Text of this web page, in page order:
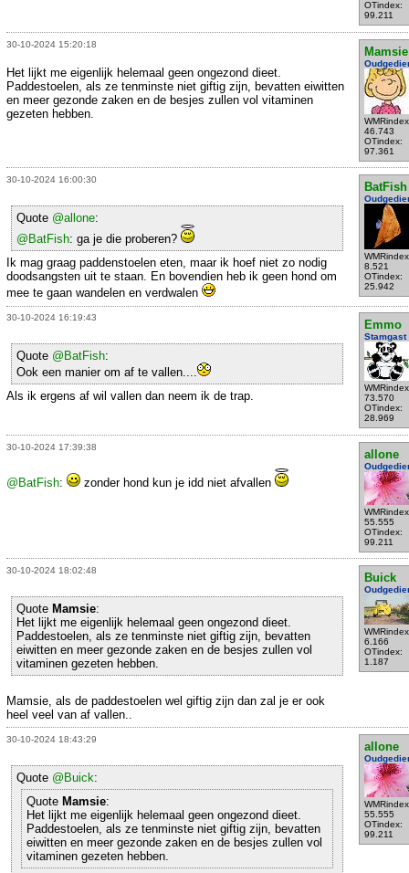
OTindex:
99.211
30-10-2024 15:20:18
Mamsie
46.743
OTindex:
97.361
Het lijkt me eigenlijk helemaal geen ongezond dieet.
Paddestoelen, als ze tenminste niet giftig zijn, bevatten eiwitten
en meer gezonde zaken en de besjes zullen vol vitaminen
gezeten hebben.
30-10-2024 16:00:30
BatFish
8.521
OTindex:
25.942
Quote @allone:
@BatFish: ga je die proberen?
Ik mag graag paddenstoelen eten, maar ik hoef niet zo nodig
doodsangsten uit te staan. En bovendien heb ik geen hond om
mee te gaan wandelen en verdwalen
30-10-2024 16:19:43
Emmo
Stamgast
73.570
OTindex:
28.969
Quote @BatFish:
Ook een manier om af te vallen....
Als ik ergens af wil vallen dan neem ik de trap.
30-10-2024 17:39:38
allone
55.555
OTindex:
99.211
@BatFish: zonder hond kun je idd niet afvallen
30-10-2024 18:02:48
Buick
6.166
OTindex:
1.187
Quote Mamsie:
Het lijkt me eigenlijk helemaal geen ongezond dieet.
Paddestoelen, als ze tenminste niet giftig zijn, bevatten
eiwitten en meer gezonde zaken en de besjes zullen vol
vitaminen gezeten hebben.
Mamsie, als de paddestoelen wel giftig zijn dan zal je er ook
heel veel van af vallen..
30-10-2024 18:43:29
allone
55.555
OTindex:
99.211
Quote @Buick:
Quote Mamsie:
Het lijkt me eigenlijk helemaal geen ongezond dieet.
Paddestoelen, als ze tenminste niet giftig zijn, bevatten
eiwitten en meer gezonde zaken en de besjes zullen vol
vitaminen gezeten hebben.